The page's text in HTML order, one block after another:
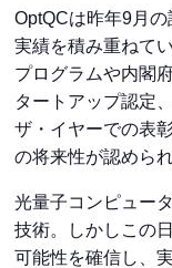
OptQCは昨年9月
実績を積み重ねて
プログラムや内閣
タートアップ認定
ザ・イヤーでの表
の将来性が認めら
光量子コンピュー
技術。しかしこの
可能性を確信し、